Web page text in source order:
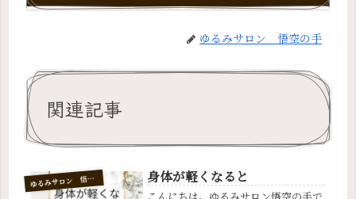
ゆるみサロン 悟空の手
関連記事
ゆ
るみサロン 悟空の手 身体が軽くなると